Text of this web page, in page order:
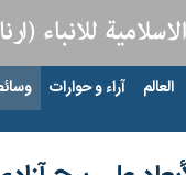
العالم آراء و حوارات